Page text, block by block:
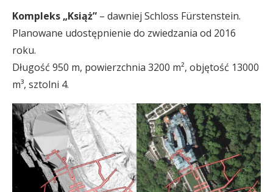
Kompleks „Książ” – dawniej Schloss Fürstenstein.
Planowane udostępnienie do zwiedzania od 2016
roku.
Długość 950 m, powierzchnia 3200 m², objętość 13000
m³, sztolni 4.